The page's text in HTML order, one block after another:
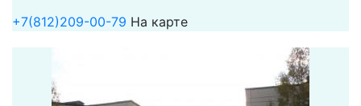
+7(812)209-00-79 На карте